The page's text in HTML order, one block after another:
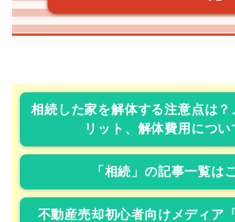
相続した家を解体する注意点は？
リット、解体費用につい
「相続」の記事一覧は
不動産売却初心者向けメディア